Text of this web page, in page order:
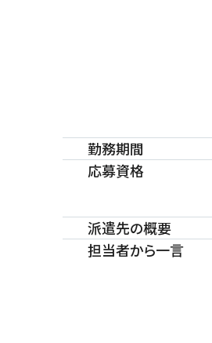
勤務期間
応募資格
派遣先の概要
担当者から一言